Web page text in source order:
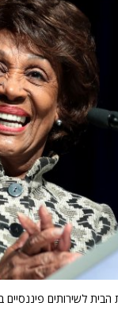
הבית לשירותים